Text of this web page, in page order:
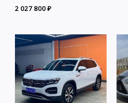
2 027 800₽